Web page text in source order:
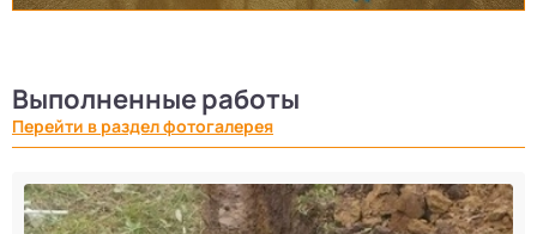
Выполненные работы
Перейти в раздел фотогалерея